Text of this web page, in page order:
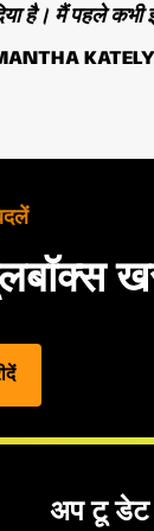
है। मैं पहले कभी
अप टू डेट